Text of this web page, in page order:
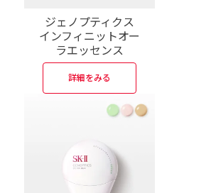
ジェノプティクス
インフィニットオー
ラエッセンス
詳細をみる